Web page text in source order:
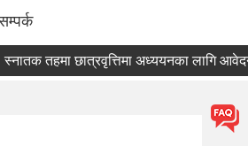
तहमा छात्रवृत्तिमा अध्ययनका लागि आवेदन